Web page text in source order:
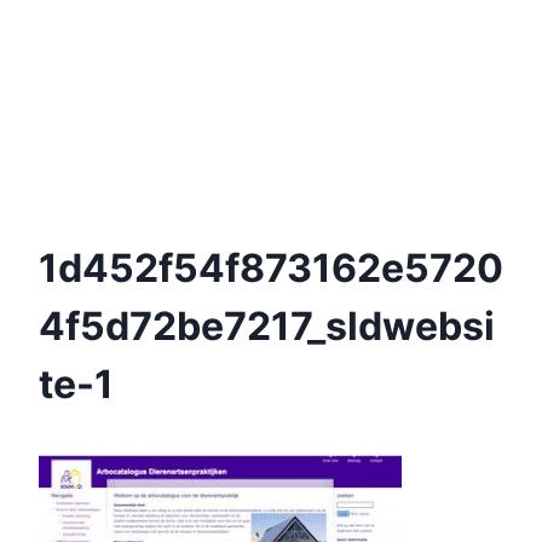
1d452f54f873162e5720
4f5d72be7217_sldwebsi
Te-1